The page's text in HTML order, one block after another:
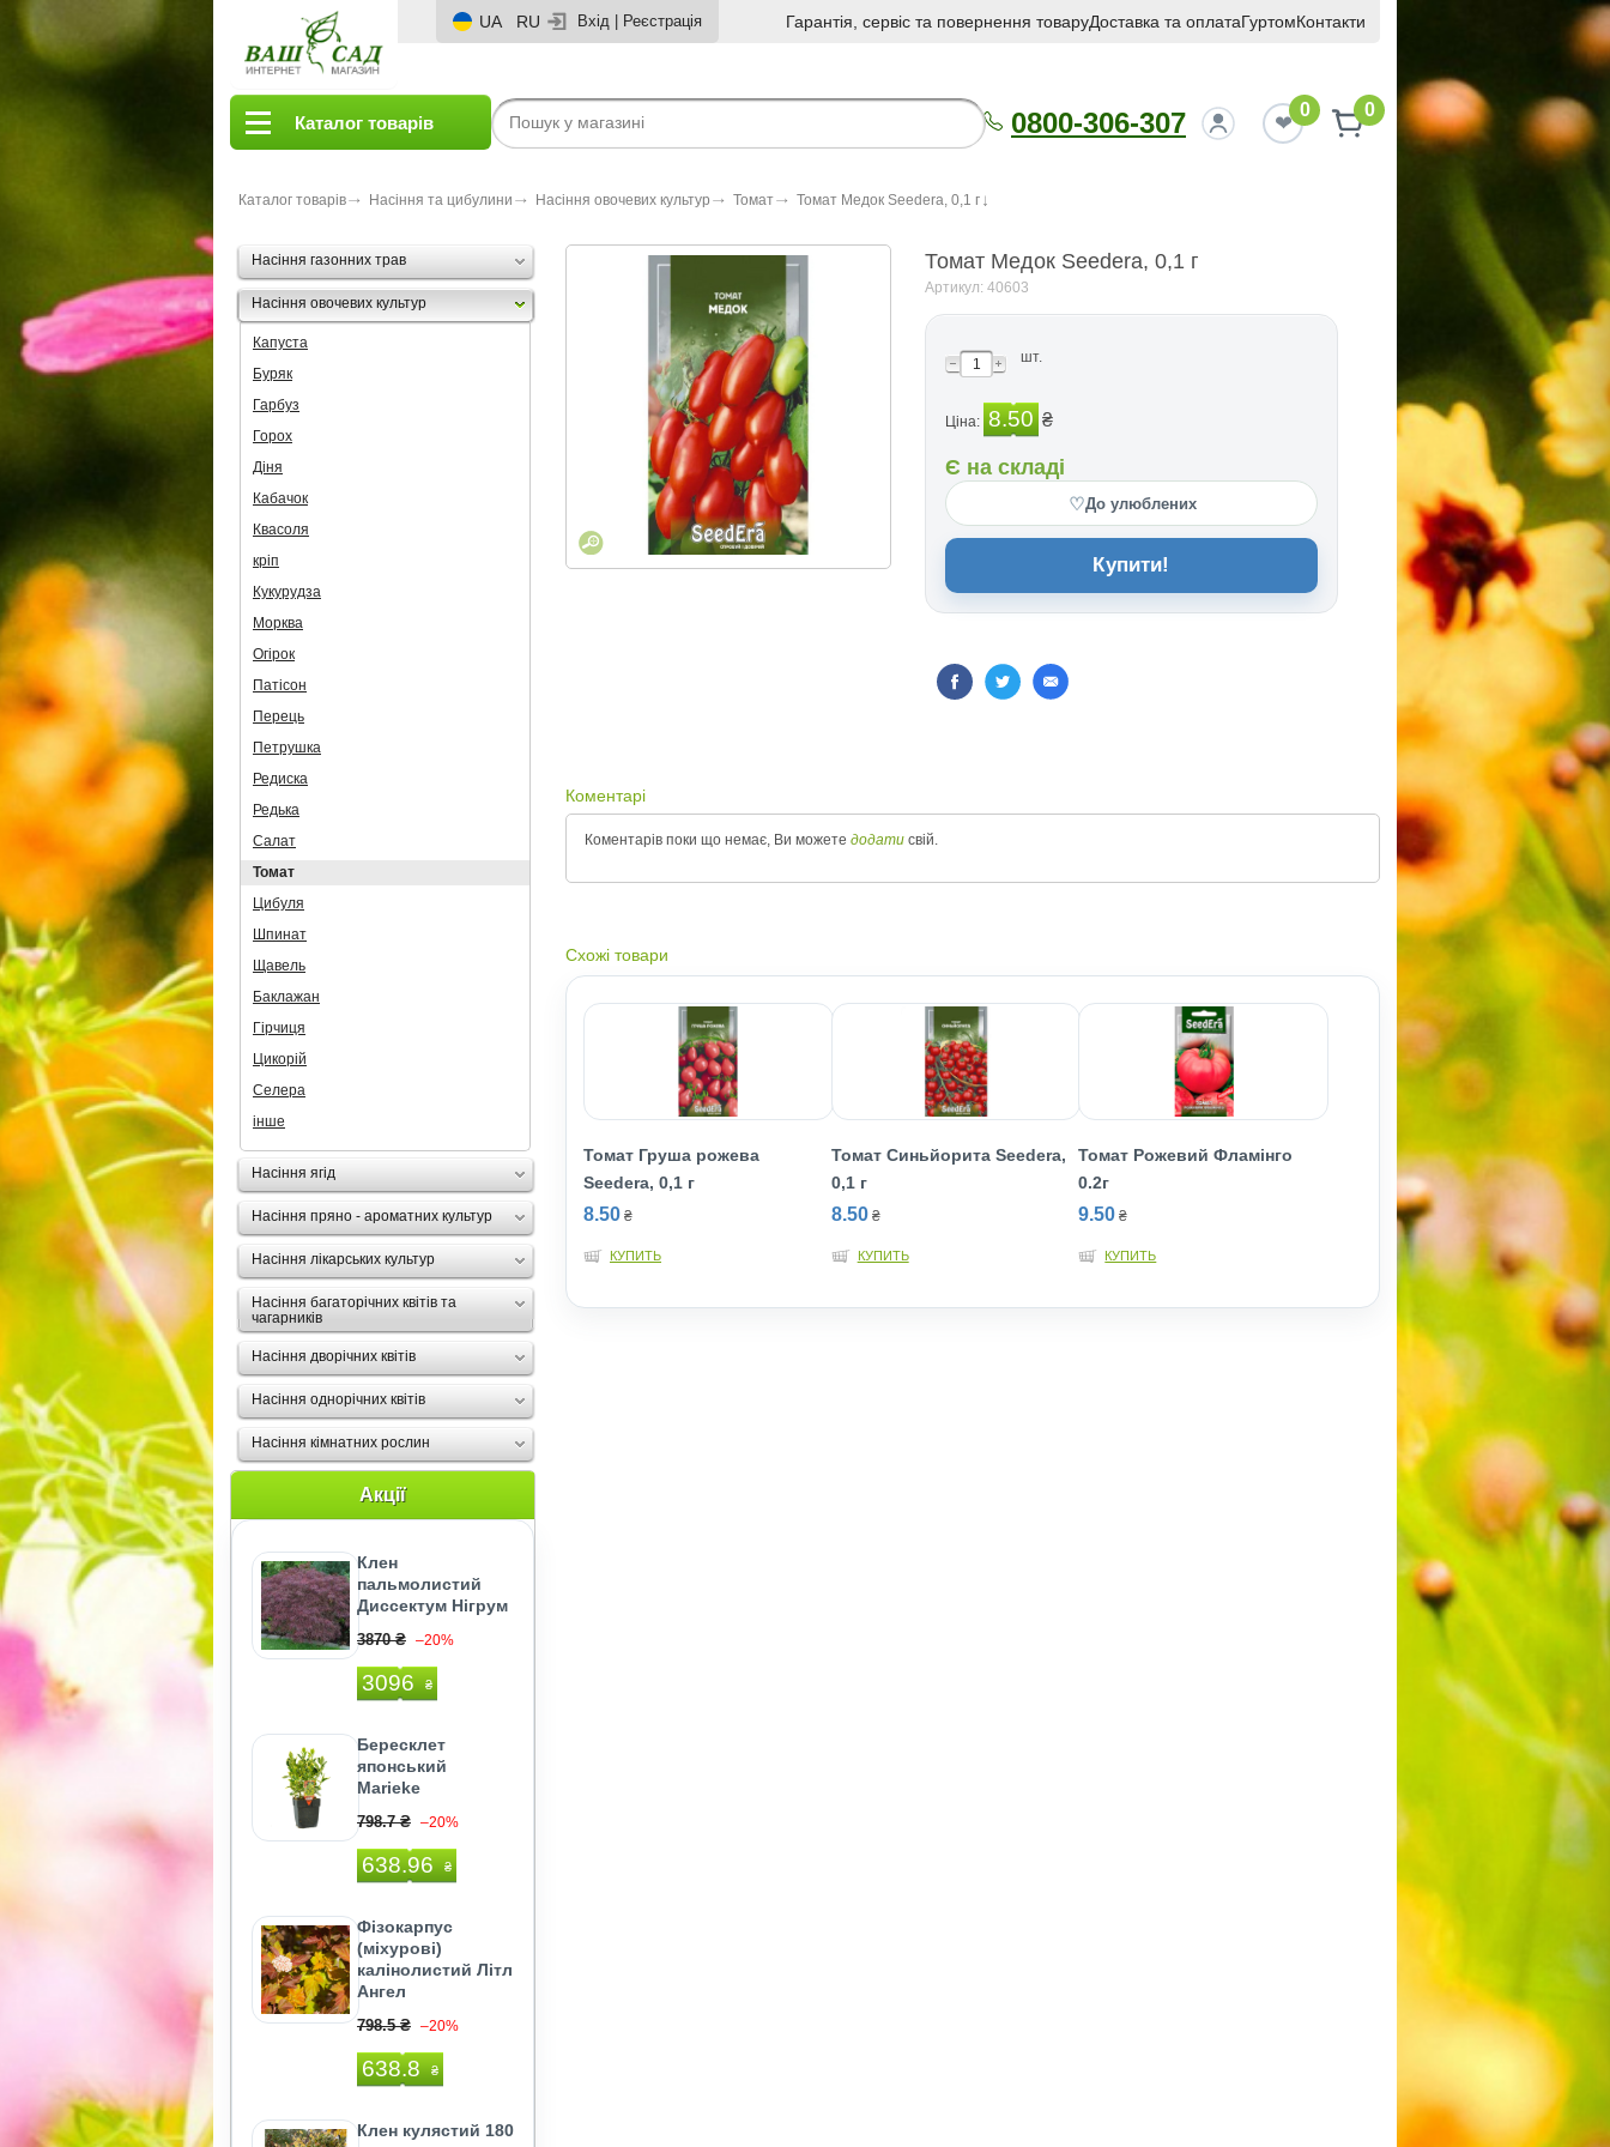
UA RU Вхід Реєстрація Гарантія, сервіс та повернення товаруДоставка та оплатаГуртомКонтакти
Каталог товарів 0800-306-307 0 0
Каталог товарів Насіння та цибулини Насіння овочевих культур Томат Томат Медок Seedera, 0,1 г
Насіння газонних трав
Насіння овочевих культур
Капуста
Буряк
Гарбуз
Горох
Діня
Кабачок
Квасоля
кріп
Кукурудза
Морква
Огірок
Патісон
Перець
Петрушка
Редиска
Редька
Салат
Томат
Цибуля
Шпинат
Щавель
Баклажан
Гірчиця
Цикорій
Селера
інше
Насіння ягід
Насіння пряно - ароматних культур
Насіння лікарських культур
Насіння багаторічних квітів та
чагарників
Насіння дворічних квітів
Насіння однорічних квітів
Насіння кімнатних рослин
Акції
Клен
пальмолистий
Диссектум Нігрум
3870 ₴ –20%
3096 ₴
Бересклет
японський
Marieke
798.7 ₴ –20%
638.96 ₴
Фізокарпус
(міхурові)
калінолистий Літл
Ангел
798.5 ₴ –20%
638.8 ₴
Клен кулястий 180
Томат Медок Seedera, 0,1 г
Артикул: 40603
шт.
Ціна: 8.50 ₴
Є на складі
♡До улюблених
Купити!
Коментарі
Коментарів поки що немає, Ви можете додати свій.
Схожі товари
Томат Груша рожева
Seedеra, 0,1 г
8.50 ₴
КУПИТЬ
Томат Синьйорита Seedеra,
0,1 г
8.50 ₴
КУПИТЬ
Томат Рожевий Фламінго
0.2г
9.50 ₴
КУПИТЬ